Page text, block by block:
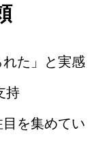
た」と実感
持
を集めてい